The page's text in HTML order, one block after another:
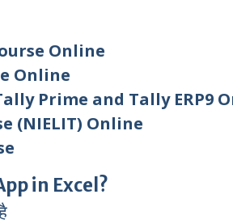
Online
Online
Prime and Tally ERP9
(NIELIT) Online
in Excel?